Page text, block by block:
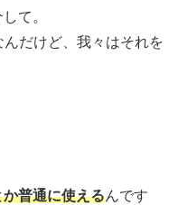
て。
だけど、我々はそれを
普通に使えるんです